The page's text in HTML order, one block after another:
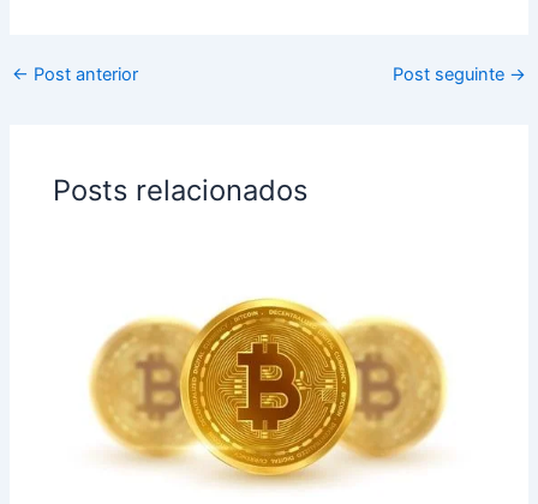
← Post anterior Post seguinte →
Posts relacionados